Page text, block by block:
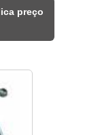
preço